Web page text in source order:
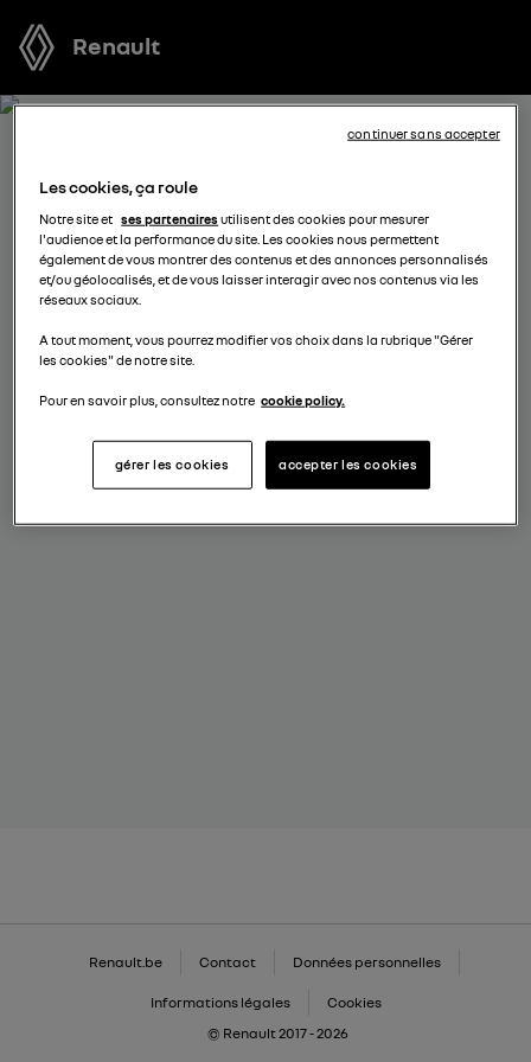
Renault
RECEVEZ GRATUITEMENT
VOTRE OFFRE POUR CAPTUR
Nous nous tenons à votre disposition pour vous
proposer l’offre la plus avantageuse, des solutions de
financement adaptées à votre situation et vous
conseiller dans votre projet d’achat.
complétez vos coordonnées
Renault.be Contact Données personnelles
Informations légales
Cookies
© Renault 2017 - 2026
Les cookies, ça roule
Notre site et ses partenairesutilisent des cookies pour mesurer
l'audience et la performance du site. Les cookies nous permettent
également de vous montrer des contenus et des annonces personnalisés
et/ou géolocalisés, et de vous laisser interagir avec nos contenus via les
réseaux sociaux.
A tout moment, vous pourrez modifier vos choix dans la rubrique "Gérer
les cookies" de notre site.
Pour en savoir plus, consultez notre cookie policy.
accepter les cookies
gérer les cookies
continuer sans accepter